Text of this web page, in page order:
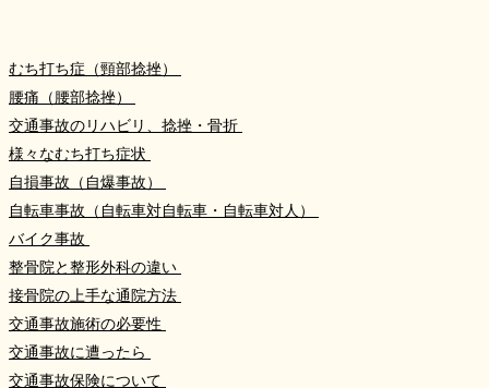
むち打ち症（頸部捻挫）
腰痛（腰部捻挫）
交通事故のリハビリ、捻挫・骨折
様々なむち打ち症状
自損事故（自爆事故）
自転車事故（自転車対自転車・自転車対人）
バイク事故
整骨院と整形外科の違い
接骨院の上手な通院方法
交通事故施術の必要性
交通事故に遭ったら
交通事故保険について